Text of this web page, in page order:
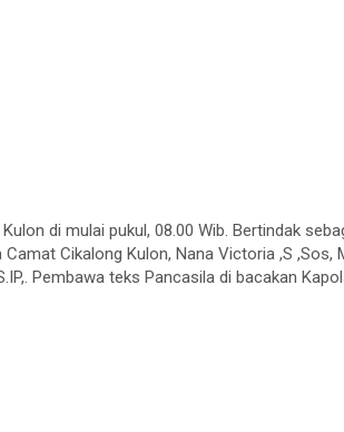
di mulai pukul, 08.00 Wib. Bertindak
Cikalong Kulon, Nana Victoria ,S ,Sos,
Pembawa teks Pancasila di bacakan